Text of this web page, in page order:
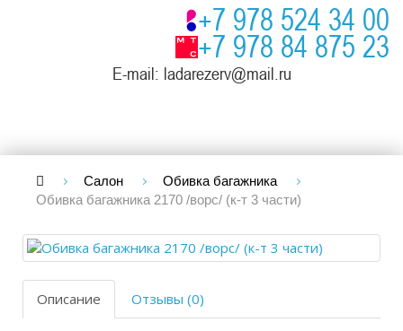
+7 978 524 34 00
+7 978 84 875 23
E-mail: ladarezerv@mail.ru
Салон
Обивка багажника
Обивка багажника 2170 /ворс/ (к-т 3 части)
Описание Отзывы (0)